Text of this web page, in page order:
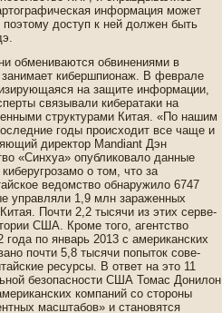
информация может
доступ к ней должен быть
обмениваются обвинениями в
кибершпионаж. В феврале
на защите информации,
связывали кибератаки на
структурами Китая. «По нашим
годы происходит все чаще и
директор Mandiant Дэн
«Синхуа» опубликовало данные
о том, что за
ве­домство обнаружило 6747
управляли 1,9 млн зараженных
Почти 2,2 тысячи из этих серве­
США. Кроме того, агентство
по январь 2013 с американских
почти 5,8 тысячи попыток сове­
ресурсы. В отве­т на это 11
безопасности США Томас Донилон
компаний со стороны
масштабов» и становятся